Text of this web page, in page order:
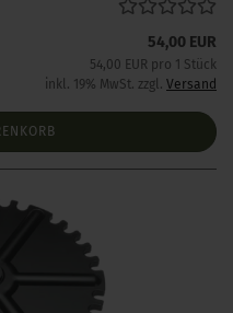
54,00 EUR
54,00 EUR pro 1 Stück
inkl. 19% MwSt. zzgl. Versand